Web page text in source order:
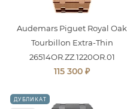
Audemars Piguet Royal Oak
Tourbillon Extra-Thin
26514OR.ZZ.1220OR.01
115 300 ₽
ДУБЛИКАТ